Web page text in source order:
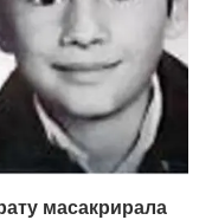
масакрирала